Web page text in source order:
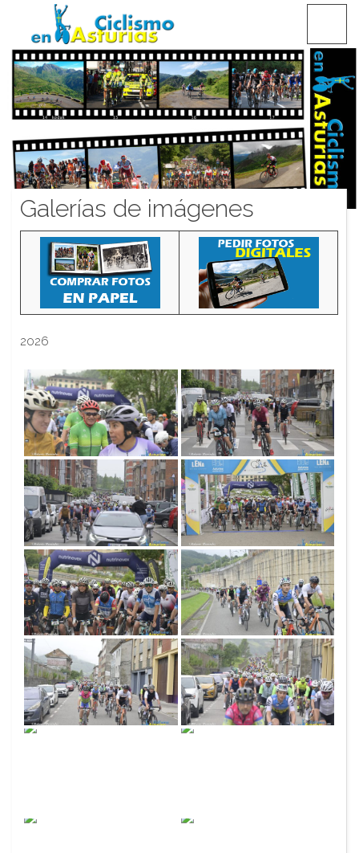
CICLISMO EN ASTURIAS
Galerías de imágenes
2026